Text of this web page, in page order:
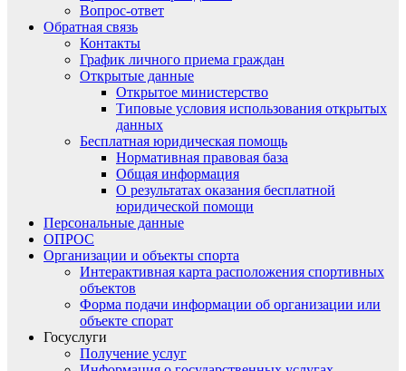
Вопрос-ответ
Обратная связь
Контакты
График личного приема граждан
Открытые данные
Открытое министерство
Типовые условия использования открытых
данных
Бесплатная юридическая помощь
Нормативная правовая база
Общая информация
О результатах оказания бесплатной
юридической помощи
Персональные данные
ОПРОС
Организации и объекты спорта
Интерактивная карта расположения спортивных
объектов
Форма подачи информации об организации или
объекте спорат
Госуслуги
Получение услуг